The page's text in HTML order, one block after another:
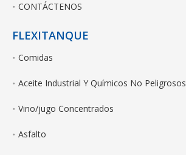
CONTÁCTENOS
FLEXITANQUE
Comidas
Aceite Industrial Y Químicos No Peligrosos
Vino/jugo Concentrados
Asfalto